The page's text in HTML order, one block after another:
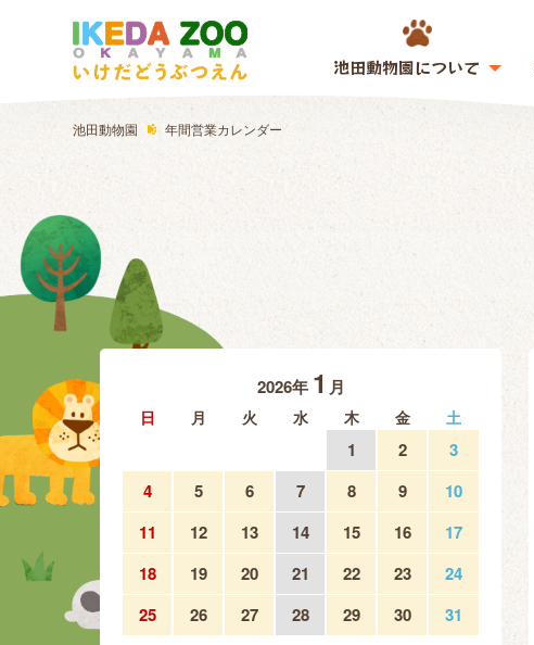
池田動物園について
池田動物園 年間営業カレンダー
2026年 1 月
日 月 火 水 木 金 土
1 2
3
4
5 6 7 8 9
10
11
12 13 14 15 16
17
18
19 20 21 22 23
24
25
26 27 28 29 30 31